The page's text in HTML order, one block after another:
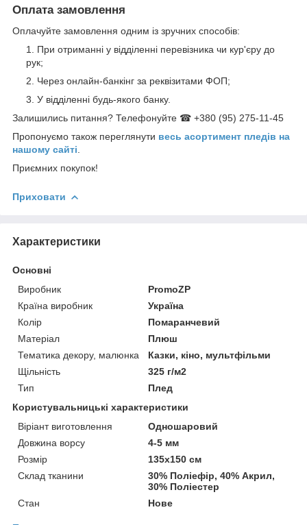
Оплата замовлення
Оплачуйте замовлення одним із зручних способів:
При отриманні у відділенні перевізника чи кур'єру до
рук;
Через онлайн-банкінг за реквізитами ФОП;
У відділенні будь-якого банку.
Залишились питання? Телефонуйте ☎ +380 (95) 275-11-45
Пропонуємо також переглянути весь асортимент пледів на
нашому сайті
Приємних покупок!
Приховати
Характеристики
Основні
Виробник
PromoZP
Країна виробник
Україна
Колір
Помаранчевий
Матеріал
Плюш
Тематика декору, малюнка
Казки, кіно, мультфільми
Щільність
325 г/м2
Тип
Плед
Користувальницькі характеристики
Віріант виготовлення
Одношаровий
Довжина ворсу
4-5 мм
Розмір
135х150 см
Склад тканини
30% Поліефір, 40% Акрил,
30% Поліестер
Стан
Нове